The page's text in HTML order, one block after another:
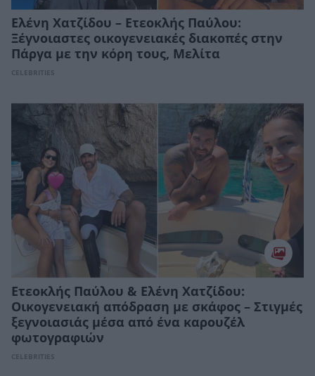
Ελένη Χατζίδου – Ετεοκλής Παύλου:
Ξέγνοιαστες οικογενειακές διακοπές στην
Πάργα με την κόρη τους, Μελίτα
CELEBRITIES
Ετεοκλής Παύλου & Ελένη Χατζίδου:
Οικογενειακή απόδραση με σκάφος – Στιγμές
ξεγνοιασιάς μέσα από ένα καρουζέλ
φωτογραφιών
CELEBRITIES